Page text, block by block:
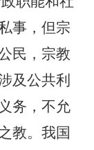
事，但宗
民，宗教
及公共利
务，不允
教。我国